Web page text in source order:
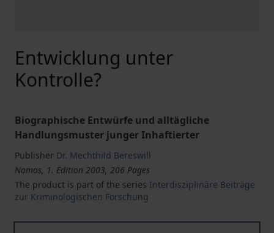
Entwicklung unter
Kontrolle?
Biographische Entwürfe und alltägliche
Handlungsmuster junger Inhaftierter
Publisher Dr. Mechthild Bereswill
Nomos, 1. Edition 2003, 206 Pages
The product is part of the series Interdisziplinäre Beiträge
zur Kriminologischen Forschung